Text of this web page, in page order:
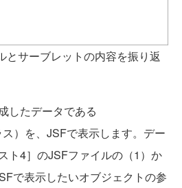
サーブレットの内容を振り返
したデータである
）を、JSFで表示します。デー
ト4］のJSFファイルの（1）か
で表示したいオブジェクトの参